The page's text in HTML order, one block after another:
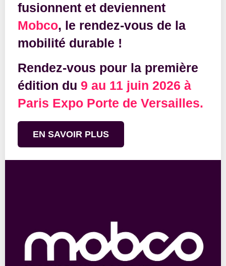
fusionnent et deviennent
Mobco, le rendez-vous de la
mobilité durable !
Rendez-vous pour la première
édition du 9 au 11 juin 2026 à
Paris Expo Porte de Versailles.
EN SAVOIR PLUS